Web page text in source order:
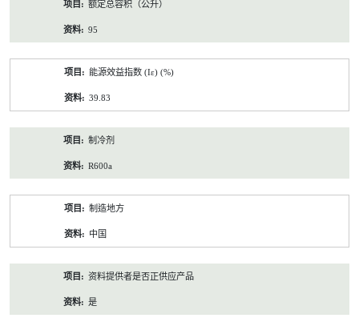
额定总容积（公升）
95
能源效益指数 (Iε) (%)
39.83
制冷剂
R600a
制造地方
中国
资料提供者是否正供应产品
是